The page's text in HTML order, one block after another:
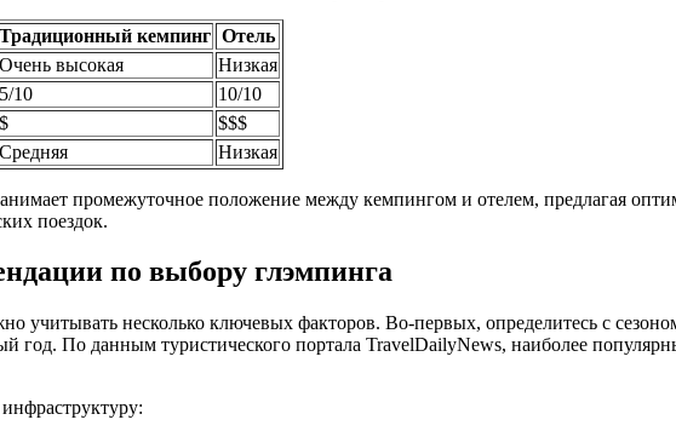
Традиционный кемпинг Отель
Очень высокая
Низкая
5/10
10/10
$
$$$
Средняя Низкая
промежуточное положение между кемпингом и отелем, предлагая
поездок.
по выбору глэмпинга
учитывать несколько ключевых факторов. Во-первых, определитесь с
год. По данным туристического портала TravelDailyNews, наиболее